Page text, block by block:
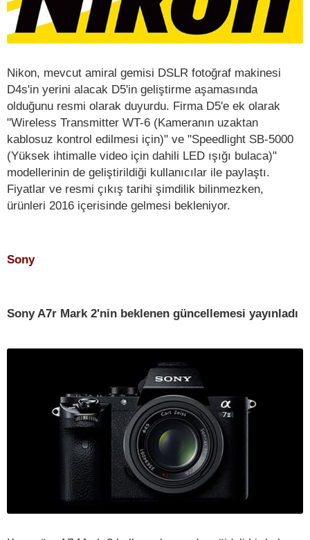
Nikon, mevcut amiral gemisi DSLR fotoğraf makinesi
D4s'in yerini alacak D5'in geliştirme aşamasında
olduğunu resmi olarak duyurdu. Firma D5'e ek olarak
"Wireless Transmitter WT-6 (Kameranın uzaktan
kablosuz kontrol edilmesi için)" ve "Speedlight SB-5000
(Yüksek ihtimalle video için dahili LED ışığı bulaca)"
modellerinin de geliştirildiği kullanıcılar ile paylaştı.
Fiyatlar ve resmi çıkış tarihi şimdilik bilinmezken,
ürünleri 2016 içerisinde gelmesi bekleniyor.
Sony
Sony A7r Mark 2'nin beklenen güncellemesi yayınladı